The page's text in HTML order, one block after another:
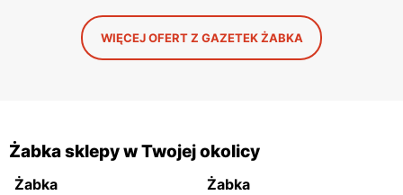
WIĘCEJ OFERT Z GAZETEK ŻABKA
Żabka sklepy w Twojej okolicy
Żabka Żabka